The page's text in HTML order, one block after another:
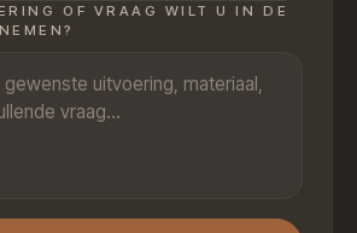
OF VRAAG WILT U IN DE